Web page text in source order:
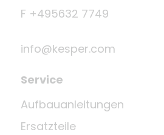
F +495632 7749
info@kesper.com
Service
Aufbauanleitungen
Ersatzteile